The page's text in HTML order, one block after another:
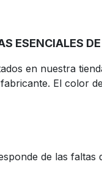
ESENCIALES
en nuestra
El color
de las